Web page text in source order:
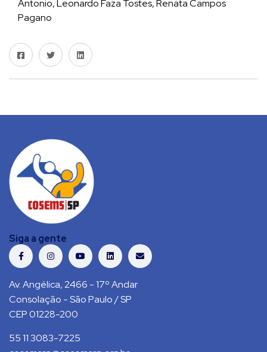
Antonio, Leonardo Faza Tostes, Renata Campos
Pagano
Siga a gente
Av. Angélica, 2466 - 17º Andar
Consolação - São Paulo / SP
CEP 01228-200
55 11 3083-7225